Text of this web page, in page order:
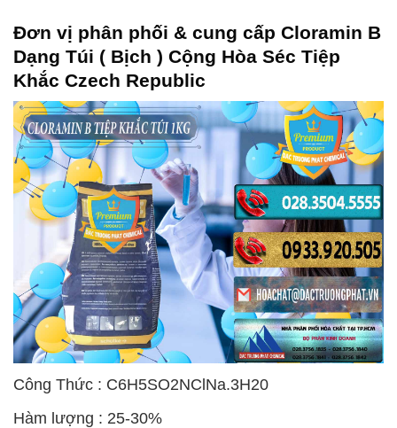
Đơn vị phân phối & cung cấp Cloramin B
Dạng Túi ( Bịch ) Cộng Hòa Séc Tiệp
Khắc Czech Republic
Công Thức : C6H5SO2NClNa.3H20
Hàm lượng : 25-30%